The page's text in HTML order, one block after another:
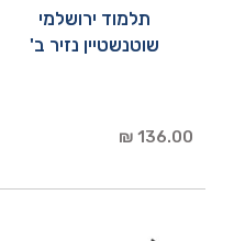
תלמוד ירושלמי
שוטנשטיין נזיר ב'
136.00 ₪